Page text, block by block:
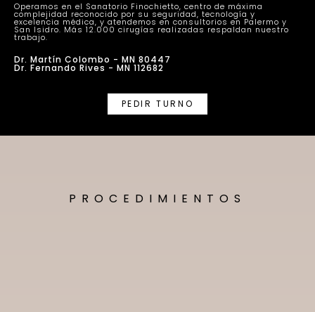
Operamos en el Sanatorio Finochietto, centro de máxima
complejidad reconocido por su seguridad, tecnología y
excelencia médica, y atendemos en consultorios en Palermo y
San Isidro. Más 12.000 cirugías realizadas respaldan nuestro
trabajo.
Dr. Martín Colombo - MN 80447
Dr. Fernando Rives - MN 112682
PEDIR TURNO
PROCEDIMIENTOS